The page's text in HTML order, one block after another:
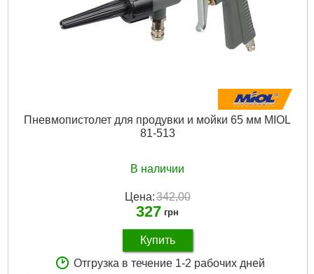
Пневмопистолет для продувки и мойки 65 мм MIOL
81-513
В наличии
Цена:342,00
327 грн
Купить
Отгрузка в течение 1-2 рабочих дней